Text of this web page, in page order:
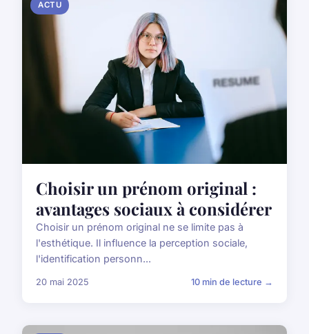
ACTU
Choisir un prénom original :
avantages sociaux à considérer
Choisir un prénom original ne se limite pas à
l'esthétique. Il influence la perception sociale,
l'identification personn...
20 mai 2025 10 min de lecture →